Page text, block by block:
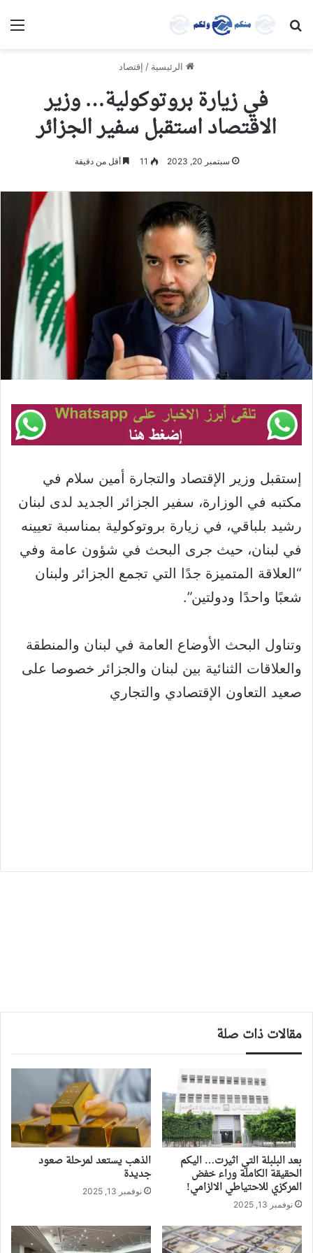
بحث عن
الرئيسية / إقتصاد
في زيارة بروتوكولية… وزير
الاقتصاد استقبل سفير الجزائر
سبتمبر 20, 2023 11 أقل من دقيقة
إستقبل وزير الإقتصاد والتجارة أمين سلام في
مكتبه في الوزارة، سفير الجزائر الجديد لدى لبنان
رشيد بلباقي، في زيارة بروتوكولية بمناسبة تعيينه
في لبنان، حيث جرى البحث في شؤون عامة وفي
“العلاقة المتميزة جدًا التي تجمع الجزائر ولبنان
شعبًا واحدًا ودولتين”.
وتناول البحث الأوضاع العامة في لبنان والمنطقة
والعلاقات الثنائية بين لبنان والجزائر خصوصا على
صعيد التعاون الإقتصادي والتجاري
مقالات ذات صلة
بعد البلبلة التي اثيرت… اليكم
الحقيقة الكاملة وراء خفض
المركزي للاحتياطي الالزامي!
نوفمبر 13, 2025
الذهب يستعد لمرحلة صعود
جديدة
نوفمبر 13, 2025